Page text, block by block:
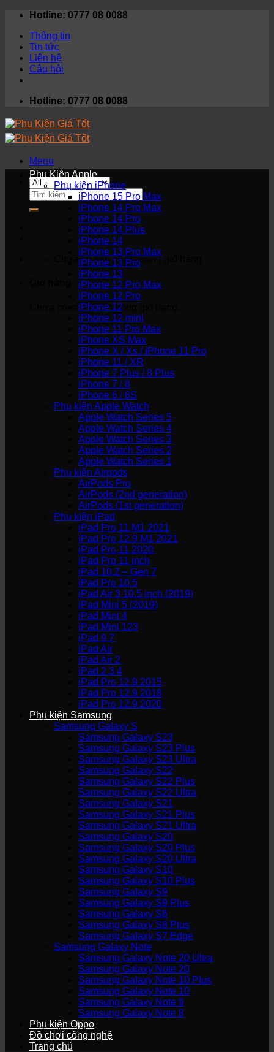
Skip
content
Hotline: 0777 08 0088
Thông tin
Tin tức
Liên hệ
Câu hỏi
Hotline: 0777 08 0088
Menu
Tìm
kiếm:
Chưa có sản phẩm trong giỏ hàng.
Chưa có sản phẩm trong giỏ hàng.
Phụ Kiện Apple
Phụ kiện iPhone
iPhone 15 Pro Max
iPhone 14 Pro Max
iPhone 14 Pro
iPhone 14 Plus
iPhone 14
iPhone 13 Pro Max
iPhone 13 Pro
iPhone 13
iPhone 12 Pro Max
iPhone 12 Pro
iPhone 12
iPhone 12 mini
iPhone 11 Pro Max
iPhone XS Max
iPhone X / Xs / iPhone 11 Pro
iPhone 11 / XR
iPhone 7 Plus / 8 Plus
iPhone 7 / 8
iPhone 6 / 6S
Phụ kiện Apple Watch
Apple Watch Series 5
Apple Watch Series 4
Apple Watch Series 3
Apple Watch Series 2
Apple Watch Series 1
Phụ kiện Airpods
AirPods Pro
AirPods (2nd generation)
AirPods (1st generation)
Phụ kiện iPad
iPad Pro 11 M1 2021
iPad Pro 12.9 M1 2021
iPad Pro 11 2020
iPad Pro 11 inch
iPad 10.2 – Gen 7
iPad Pro 10.5
iPad Air 3 10.5 inch (2019)
iPad Mini 5 (2019)
iPad Mini 4
iPad Mini 123
iPad 9.7
iPad Air
iPad Air 2
iPad 2 3 4
iPad Pro 12.9 2015
iPad Pro 12.9 2018
iPad Pro 12.9 2020
Phụ kiện Samsung
Samsung Galaxy S
Samsung Galaxy S23
Samsung Galaxy S23 Plus
Samsung Galaxy S23 Ultra
Samsung Galaxy S22
Samsung Galaxy S22 Plus
Samsung Galaxy S22 Ultra
Samsung Galaxy S21
Samsung Galaxy S21 Plus
Samsung Galaxy S21 Ultra
Samsung Galaxy S20
Samsung Galaxy S20 Plus
Samsung Galaxy S20 Ultra
Samsung Galaxy S10
Samsung Galaxy S10 Plus
Samsung Galaxy S9
Samsung Galaxy S9 Plus
Samsung Galaxy S8
Samsung Galaxy S8 Plus
Samsung Galaxy S7 Edge
Samsung Galaxy Note
Samsung Galaxy Note 20 Ultra
Samsung Galaxy Note 20
Samsung Galaxy Note 10 Plus
Samsung Galaxy Note 10
Samsung Galaxy Note 9
Samsung Galaxy Note 8
Phụ kiện Oppo
Đồ chơi công nghệ
Trang chủ